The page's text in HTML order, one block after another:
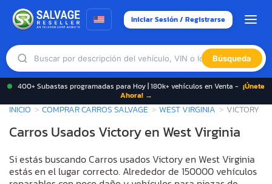
Iniciar Sesión / Registrarse
Búsqueda
400+ Subastas programadas para Hoy | 180k+ vehículos en Venta - ¡Únete
Ahora! →
INICIO COMPRAR CARROS SALVAGE WEST VIRGINIA VICTORY
Carros Usados Victory en West Virginia
Si estás buscando Carros usados Victory en West Virginia
estás en el lugar correcto. Alrededor de 150000 vehículos